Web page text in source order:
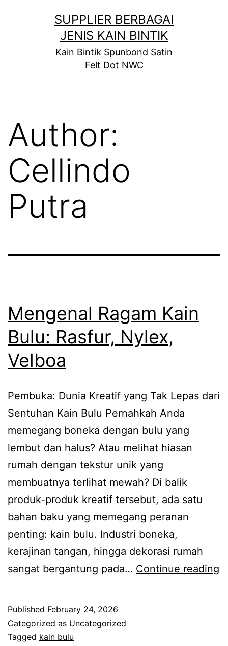
SUPPLIER BERBAGAI
JENIS KAIN BINTIK
Kain Bintik Spunbond Satin
Felt Dot NWC
Author:
Cellindo
Putra
Mengenal Ragam Kain
Bulu: Rasfur, Nylex,
Velboa
Pembuka: Dunia Kreatif yang Tak Lepas dari
Sentuhan Kain Bulu Pernahkah Anda
memegang boneka dengan bulu yang
lembut dan halus? Atau melihat hiasan
rumah dengan tekstur unik yang
membuatnya terlihat mewah? Di balik
produk-produk kreatif tersebut, ada satu
bahan baku yang memegang peranan
penting: kain bulu. Industri boneka,
kerajinan tangan, hingga dekorasi rumah
sangat bergantung pada… Continue reading
Published February 24, 2026
Categorized as Uncategorized
Tagged kain bulu